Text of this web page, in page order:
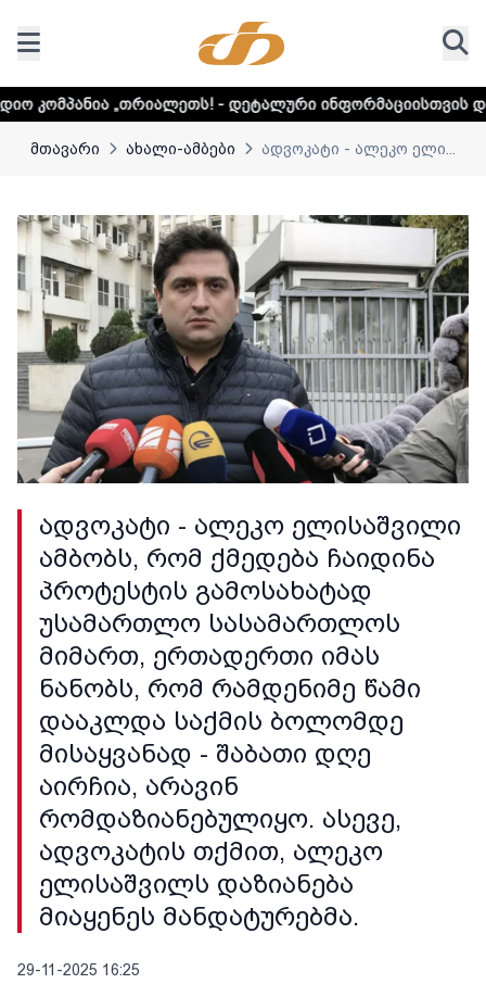
- დეტალური ინფორმაციისთვის დააკლიკეთ ლინკს
მთავარი ახალი-ამბები ადვოკატი - ალეკო ელი...
ადვოკატი - ალეკო ელისაშვილი
ამბობს, რომ ქმედება ჩაიდინა
პროტესტის გამოსახატად
უსამართლო სასამართლოს
მიმართ, ერთადერთი იმას
ნანობს, რომ რამდენიმე წამი
დააკლდა საქმის ბოლომდე
მისაყვანად - შაბათი დღე
აირჩია, არავინ
რომდაზიანებულიყო. ასევე,
ადვოკატის თქმით, ალეკო
ელისაშვილს დაზიანება
მიაყენეს მანდატურებმა.
29-11-2025 16:25